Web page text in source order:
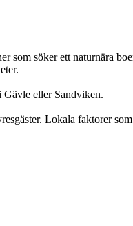
som söker ett naturnära
Gävle eller Sandviken.
Lokala faktorer